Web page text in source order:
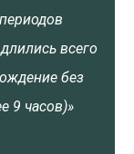
всего
без
9 часов)»